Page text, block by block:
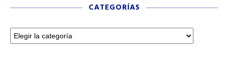
CATEGORÍAS